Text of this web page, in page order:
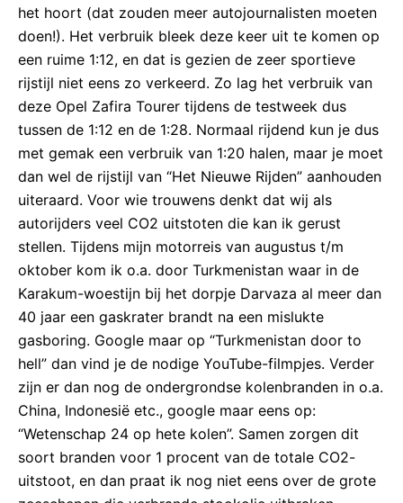
het hoort (dat zouden meer autojournalisten moeten
doen!). Het verbruik bleek deze keer uit te komen op
een ruime 1:12, en dat is gezien de zeer sportieve
rijstijl niet eens zo verkeerd. Zo lag het verbruik van
deze Opel Zafira Tourer tijdens de testweek dus
tussen de 1:12 en de 1:28. Normaal rijdend kun je dus
met gemak een verbruik van 1:20 halen, maar je moet
dan wel de rijstijl van “Het Nieuwe Rijden” aanhouden
uiteraard. Voor wie trouwens denkt dat wij als
autorijders veel CO2 uitstoten die kan ik gerust
stellen. Tijdens mijn motorreis van augustus t/m
oktober kom ik o.a. door Turkmenistan waar in de
Karakum-woestijn bij het dorpje Darvaza al meer dan
40 jaar een gaskrater brandt na een mislukte
gasboring. Google maar op “Turkmenistan door to
hell” dan vind je de nodige YouTube-filmpjes. Verder
zijn er dan nog de ondergrondse kolenbranden in o.a.
China, Indonesië etc., google maar eens op:
“Wetenschap 24 op hete kolen”. Samen zorgen dit
soort branden voor 1 procent van de totale CO2-
uitstoot, en dan praat ik nog niet eens over de grote